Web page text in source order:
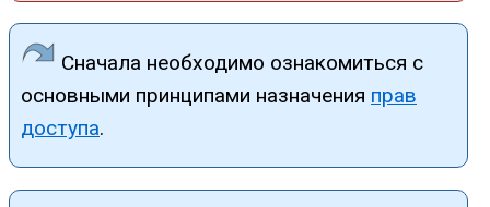
Сначала необходимо ознакомиться с
основными принципами назначения прав
доступа.